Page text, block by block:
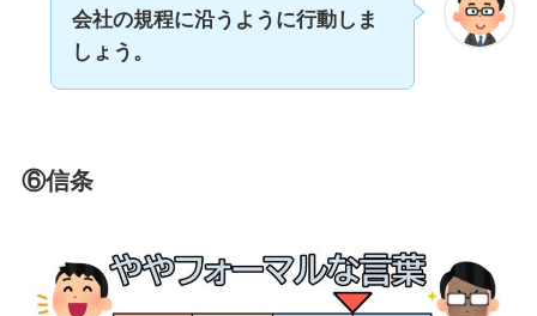
会社の規程に沿うように行動しま
しょう。
⑥信条